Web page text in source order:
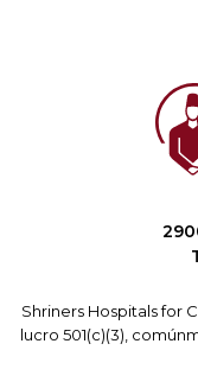
Shriners Hospitals for
lucro 501(c)(3),